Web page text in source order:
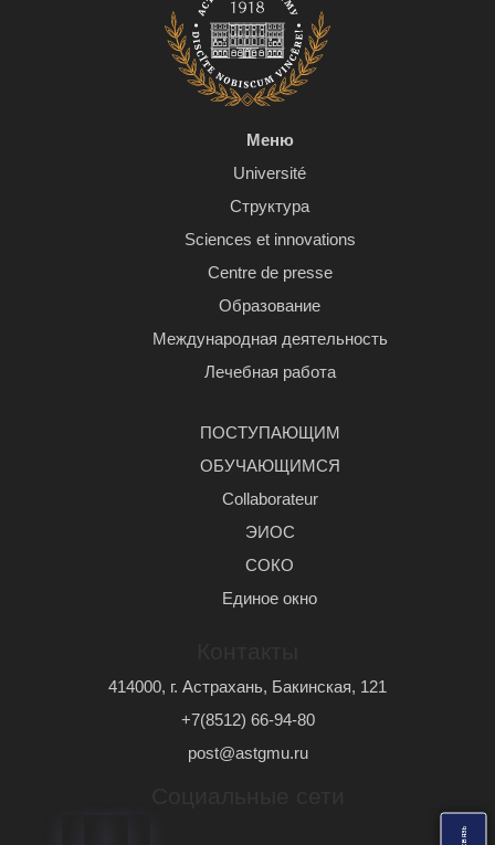
ь
Меню
Université
Структура
Sciences et innovations
Centre de presse
Образование
Международная деятельность
Лечебная работа
ПОСТУПАЮЩИМ
ОБУЧАЮЩИМСЯ
Сollaborateur
ЭИОС
СОКО
Единое окно
414000, г. Астрахань, Бакинская, 121
+7(8512) 66-94-80
post@astgmu.ru